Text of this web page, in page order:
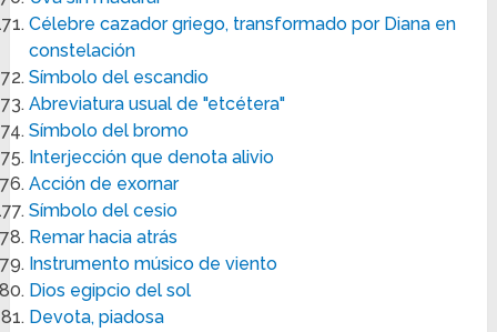
Célebre cazador griego, transformado por Diana en
constelación
Símbolo del escandio
Abreviatura usual de "etcétera"
Símbolo del bromo
Interjección que denota alivio
Acción de exornar
Símbolo del cesio
Remar hacia atrás
Instrumento músico de viento
Dios egipcio del sol
Devota, piadosa